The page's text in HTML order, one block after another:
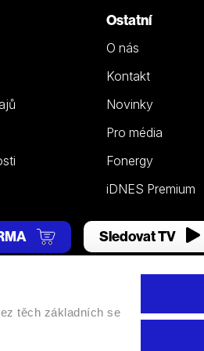
těch základních se
Ostatní
O nás
Kontakt
Novinky
Pro média
Fonergy
iDNES Premium
Sledovat TV